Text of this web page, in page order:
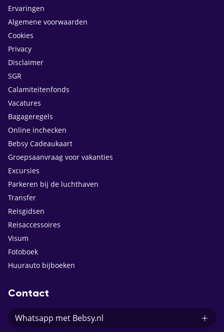
Ervaringen
Algemene voorwaarden
Cookies
Privacy
Disclaimer
SGR
Calamiteitenfonds
Vacatures
Bagageregels
Online inchecken
Bebsy Cadeaukaart
Groepsaanvraag voor vakanties
Excursies
Parkeren bij de luchthaven
Transfer
Reisgidsen
Reisaccessoires
Visum
Fotoboek
Huurauto bijboeken
Contact
Whatsapp met Bebsy.nl